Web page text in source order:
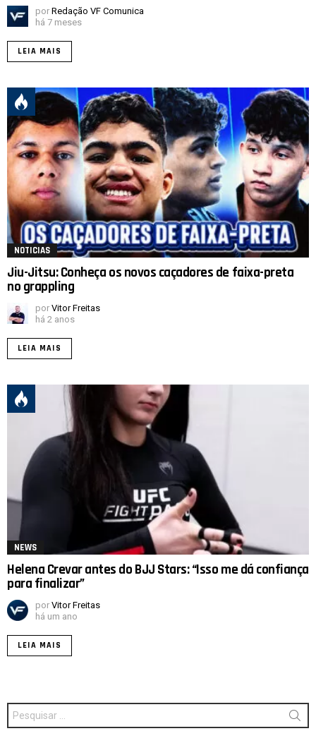
por Redação VF Comunica
há 7 meses
LEIA MAIS
NOTICIAS
Jiu-Jitsu: Conheça os novos caçadores de faixa-preta
no grappling
por Vitor Freitas
há 2 anos
LEIA MAIS
NEWS
Helena Crevar antes do BJJ Stars: “Isso me dá confiança
para finalizar”
por Vitor Freitas
há um ano
LEIA MAIS
Procurar
por: